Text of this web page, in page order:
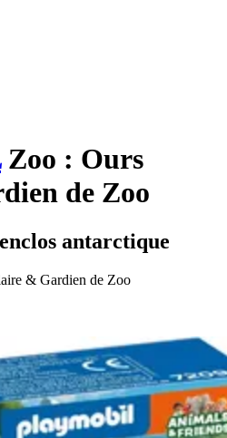
Zoo : Ours
de Zoo
antarctique
& Gardien de Zoo